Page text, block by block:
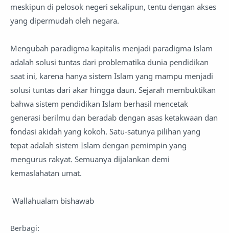
meskipun di pelosok negeri sekalipun, tentu dengan akses
yang dipermudah oleh negara.
‎Mengubah paradigma kapitalis menjadi paradigma Islam
adalah solusi tuntas dari problematika dunia pendidikan
saat ini, karena hanya sistem Islam yang mampu menjadi
solusi tuntas dari akar hingga daun. Sejarah membuktikan
bahwa sistem pendidikan Islam berhasil mencetak
generasi berilmu dan beradab dengan asas ketakwaan dan
fondasi akidah yang kokoh. Satu-satunya pilihan yang
tepat adalah sistem Islam dengan pemimpin yang
mengurus rakyat. Semuanya dijalankan demi
kemaslahatan umat.
Wallahualam bishawab